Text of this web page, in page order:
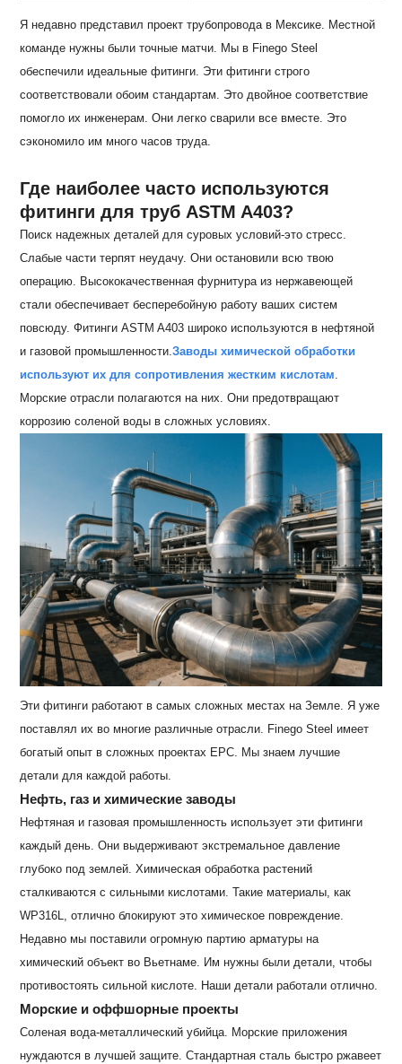
Я недавно представил проект трубопровода в Мексике. Местной
команде нужны были точные матчи. Мы в Finego Steel
обеспечили идеальные фитинги. Эти фитинги строго
соответствовали обоим стандартам. Это двойное соответствие
помогло их инженерам. Они легко сварили все вместе. Это
сэкономило им много часов труда.
Где наиболее часто используются
фитинги для труб ASTM A403?
Поиск надежных деталей для суровых условий-это стресс.
Слабые части терпят неудачу. Они остановили всю твою
операцию. Высококачественная фурнитура из нержавеющей
стали обеспечивает бесперебойную работу ваших систем
повсюду. Фитинги ASTM A403 широко используются в нефтяной
и газовой промышленности.Заводы химической обработки
используют их для сопротивления жестким кислотам.
Морские отрасли полагаются на них. Они предотвращают
коррозию соленой воды в сложных условиях.
Эти фитинги работают в самых сложных местах на Земле. Я уже
поставлял их во многие различные отрасли. Finego Steel имеет
богатый опыт в сложных проектах EPC. Мы знаем лучшие
детали для каждой работы.
Нефть, газ и химические заводы
Нефтяная и газовая промышленность использует эти фитинги
каждый день. Они выдерживают экстремальное давление
глубоко под землей. Химическая обработка растений
сталкиваются с сильными кислотами. Такие материалы, как
WP316L, отлично блокируют это химическое повреждение.
Недавно мы поставили огромную партию арматуры на
химический объект во Вьетнаме. Им нужны были детали, чтобы
противостоять сильной кислоте. Наши детали работали отлично.
Морские и оффшорные проекты
Соленая вода-металлический убийца. Морские приложения
нуждаются в лучшей защите. Стандартная сталь быстро ржавеет